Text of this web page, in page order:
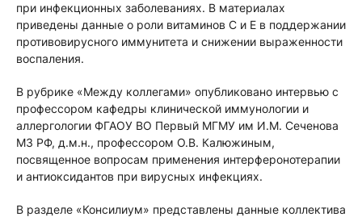
при инфекционных заболеваниях. В материалах
приведены данные о роли витаминов С и Е в поддержании
противовирусного иммунитета и снижении выраженности
воспаления.
В рубрике «Между коллегами» опубликовано интервью с
профессором кафедры клинической иммунологии и
аллергологии ФГАОУ ВО Первый МГМУ им И.М. Сеченова
МЗ РФ, д.м.н., профессором О.В. Калюжиным,
посвященное вопросам применения интерферонотерапии
и антиоксидантов при вирусных инфекциях.
В разделе «Консилиум» представлены данные коллектива